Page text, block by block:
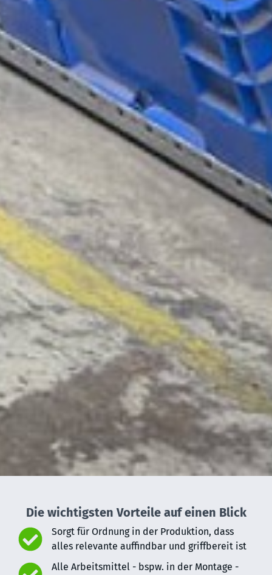
Die wichtigsten Vorteile auf einen Blick
Sorgt für Ordnung in der Produktion, dass
alles relevante auffindbar und griffbereit ist
Alle Arbeitsmittel - bspw. in der Montage -